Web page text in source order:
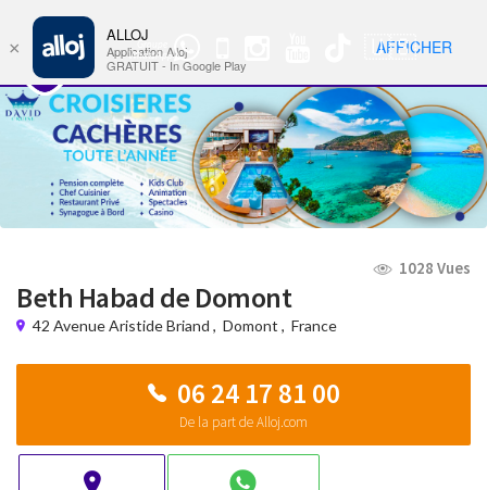
Groupe
WhatsApp
🇺🇸 Nav
1028 Vues
Beth Habad de Domont
42 Avenue Aristide Briand , Domont , France
06 24 17 81 00
De la part de Alloj.com
×
ALLOJ
Application Alloj
GRATUIT - In Google Play
AFFICHER